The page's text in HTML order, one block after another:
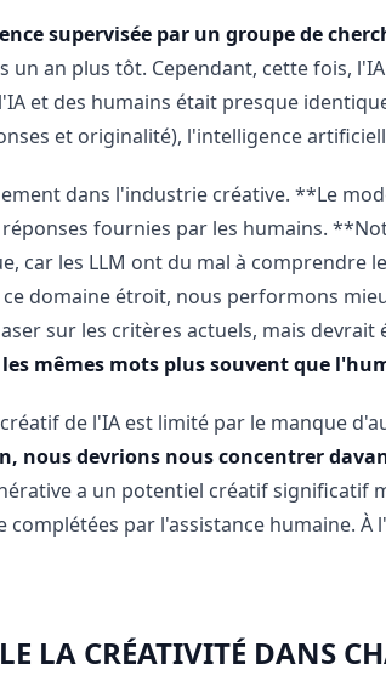
supervisée par un groupe de
un an plus tôt. Cependant, cette fois,
et des humains était presque
et originalité), l'intelligence
dans l'industrie créative. **Le
fournies par les humains.
car les LLM ont du mal à comprendre
domaine étroit, nous performons
sur les critères actuels, mais
les mêmes mots plus souvent que
de l'IA est limité par le manque
nous devrions nous concentrer
a un potentiel créatif significatif
par l'assistance humaine.
LA CRÉATIVITÉ DANS